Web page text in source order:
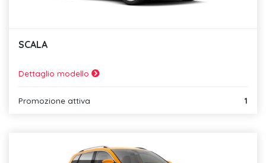
SCALA
Dettaglio modello
Promozione attiva 1